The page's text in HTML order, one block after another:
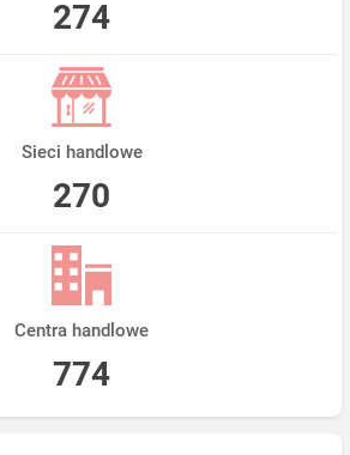
274
Sieci handlowe
270
Centra handlowe
774